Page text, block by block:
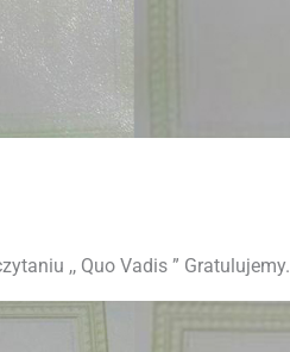
,, Quo Vadis ” Gratulujemy.